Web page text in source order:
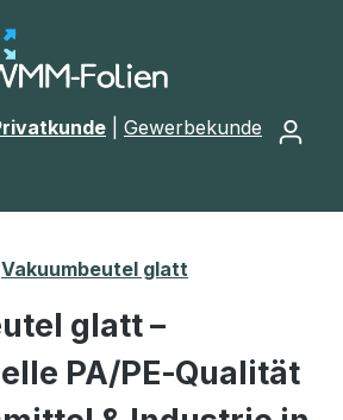
Gewerbekunde
0 Positionen. Der
Vakuumbeutel glatt
glatt –
PA/PE‑Qualität